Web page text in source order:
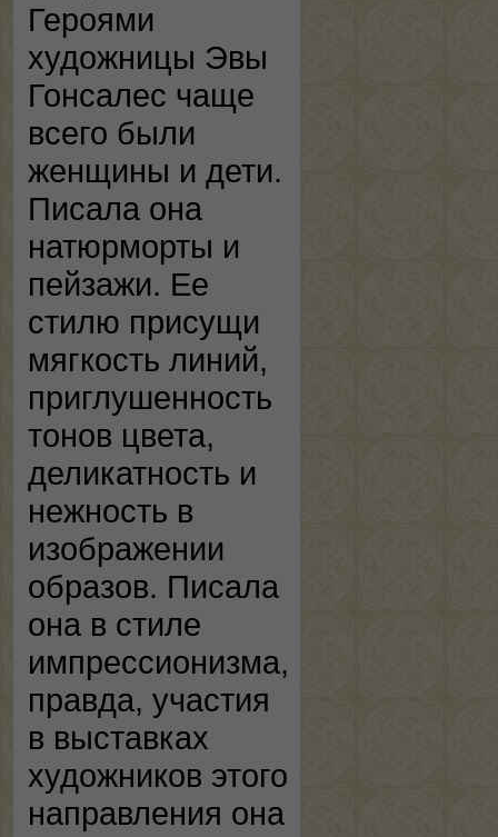
Героями
художницы Эвы
Гонсалес чаще
всего были
женщины и дети.
Писала она
натюрморты и
пейзажи. Ее
стилю присущи
мягкость линий,
приглушенность
тонов цвета,
деликатность и
нежность в
изображении
образов. Писала
она в стиле
импрессионизма,
правда, участия
в выставках
художников этого
направления она